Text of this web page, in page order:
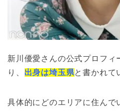
新川優愛さんの公式プロフィ
り、 出身は埼玉県と書かれて
具体的にどのエリアに住んで